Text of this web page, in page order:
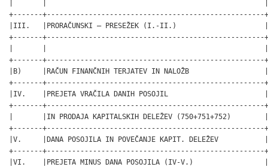
+-------+----------------------------------------------------
|III.   |PRORAČUNSKI – PRESEŽEK (I.-II.)
+-------+----------------------------------------------------
+-------+----------------------------------------------------
|B)     |RAČUN FINANČNIH TERJATEV IN NALOŽB
+-------+----------------------------------------------------
|IV.    |PREJETA VRAČILA DANIH POSOJIL
+-------+----------------------------------------------------
|       |IN PRODAJA KAPITALSKIH DELEŽEV
+-------+----------------------------------------------------
|V.     |DANA POSOJILA IN POVEČANJE KAPIT. DELEŽEV
+-------+----------------------------------------------------
|VI.    |PREJETA MINUS DANA POSOJILA (IV-V.)